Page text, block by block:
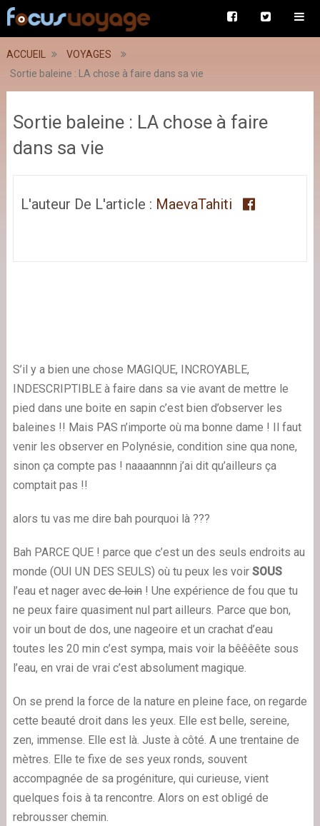
ACCUEIL
VOYAGES
Sortie baleine : LA chose à faire dans sa vie
Sortie baleine : LA chose à faire
dans sa vie
L'auteur De L'article : MaevaTahiti
S’il y a bien une chose MAGIQUE, INCROYABLE,
INDESCRIPTIBLE à faire dans sa vie avant de mettre le
pied dans une boite en sapin c’est bien d’observer les
baleines !! Mais PAS n’importe où ma bonne dame ! Il faut
venir les observer en Polynésie, condition sine qua none,
sinon ça compte pas ! naaaannnn j’ai dit qu’ailleurs ça
comptait pas !!
alors tu vas me dire bah pourquoi là ???
Bah PARCE QUE ! parce que c’est un des seuls endroits au
monde (OUI UN DES SEULS) où tu peux les voirSOUS
l’eau et nager avecde loin! Une expérience de fou que tu
ne peux faire quasiment nul part ailleurs. Parce que bon,
voir un bout de dos, une nageoire et un crachat d’eau
toutes les 20 min c’est sympa, mais voir la bêêêête sous
l’eau, en vrai de vrai c’est absolument magique.
On se prend la force de la nature en pleine face, on regarde
cette beauté droit dans les yeux. Elle est belle, sereine,
zen, immense. Elle est là. Juste à côté. A une trentaine de
mètres. Elle te fixe de ses yeux ronds, souvent
accompagnée de sa progéniture, qui curieuse, vient
quelques fois à ta rencontre. Alors on est obligé de
rebrousser chemin.